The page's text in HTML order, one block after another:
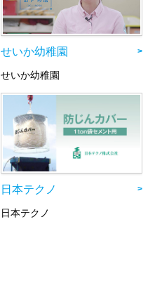
せいか幼稚園
せいか幼稚園
日本テクノ
日本テクノ